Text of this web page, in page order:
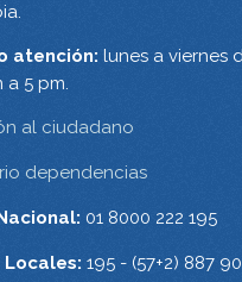
atención: lunes a viernes
a 5 pm.
al ciudadano
dependencias
01 8000 222 195
Locales: 195 - (57+2) 887